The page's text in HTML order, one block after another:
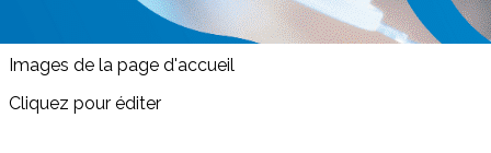
Images de la page d'accueil
Cliquez pour éditer